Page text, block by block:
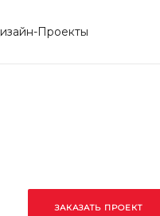
Проекты
ЗАКАЗАТЬ ПРОЕКТ